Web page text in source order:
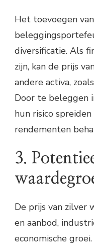
Het toevoegen
diversificatie. Als
zijn, kan de prijs
andere activa,
Door te beleggen
hun risico
rendementen
3.
De prijs van zilver
en aanbod,
economische